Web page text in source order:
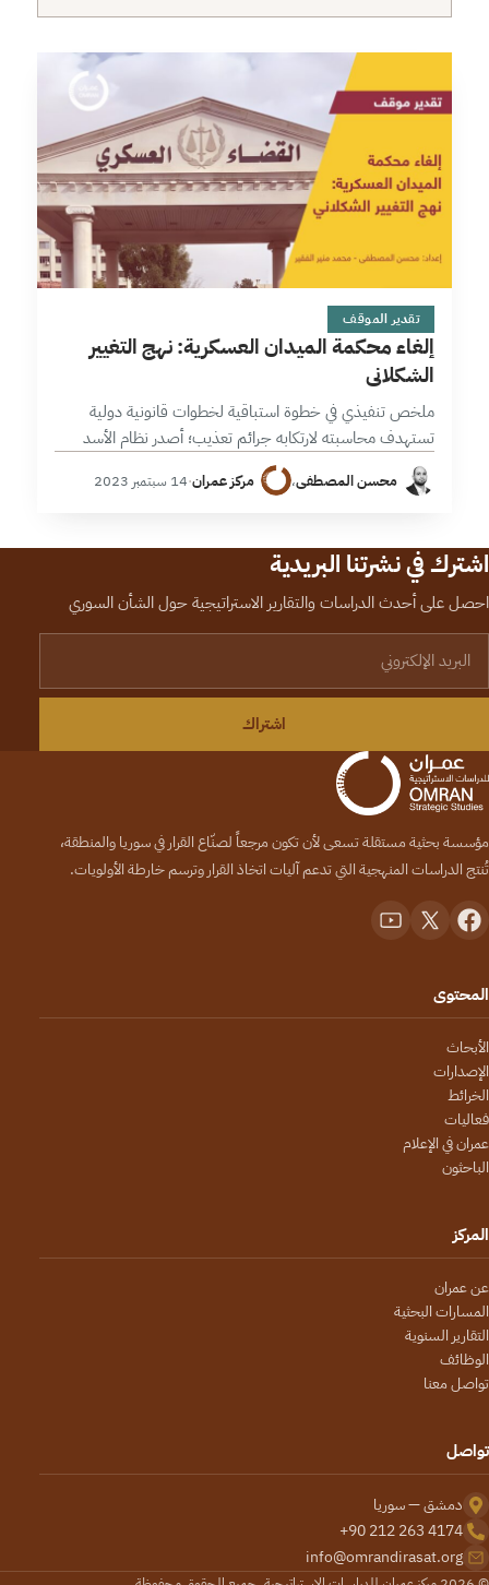
18 دقائق
تقدير الموقف
إلغاء محكمة الميدان العسكرية: نهج التغيير
الشكلاني
ملخص تنفيذي في خطوة استباقية لخطوات قانونية دولية
تستهدف محاسبته لارتكابه جرائم تعذيب؛ أصدر نظام الأسد
بالمرسوم التشريعي 109 لعام 1968 وتعديلاته…
محسن المصطفى، مركز عمران·14 سبتمبر 2023
اشترك في نشرتنا البريدية
احصل على أحدث الدراسات والتقارير الاستراتيجية حول الشأن السوري
اشتراك
مؤسسة بحثية مستقلة تسعى لأن تكون مرجعاً لصنّاع القرار في سوريا والمنطقة،
تُنتج الدراسات المنهجية التي تدعم آليات اتخاذ القرار وترسم خارطة الأولويات.
المحتوى
الأبحاث
الإصدارات
الخرائط
فعاليات
عمران في الإعلام
الباحثون
المركز
عن عمران
المسارات البحثية
التقارير السنوية
الوظائف
تواصل معنا
تواصل
دمشق — سوريا
+90 212 263 4174
info@omrandirasat.org